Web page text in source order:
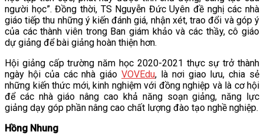
người học”. Đồng thời, TS Nguyễn Đức Uyên đề nghị các nhà
giáo tiếp thu những ý kiến đánh giá, nhận xét, trao đổi và góp ý
của các thành viên trong Ban giám khảo và các thầy, cô giáo
dự giảng để bài giảng hoàn thiện hơn.
Hội giảng cấp trường năm học 2020-2021 thực sự trở thành
ngày hội của các nhà giáo VOVEdu, là nơi giao lưu, chia sẻ
những kiến thức mới, kinh nghiệm với đồng nghiệp và là cơ hội
để các nhà giáo nâng cao khả năng soạn giảng, năng lực
giảng dạy góp phần nâng cao chất lượng đào tạo nghề nghiệp.
Hồng Nhung